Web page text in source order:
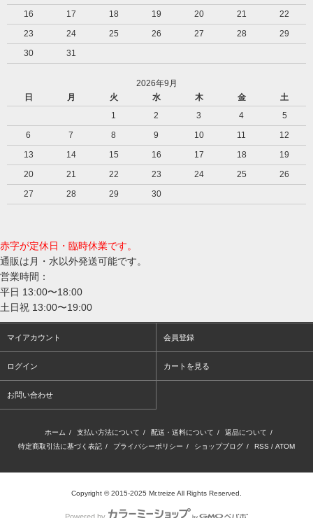
16
17 18 19 20 21
22
23
24 25 26 27 28
29
30
31
2026年9月
日
月 火 水 木 金
土
1
2 3 4
5
6
7 8 9 10 11
12
13
14 15 16 17 18
19
20
21 22 23 24 25
26
27
28 29 30
赤字が定休日・臨時休業です。
通販は月・水以外発送可能です。
営業時間：
平日 13:00〜18:00
土日祝 13:00〜19:00
マイアカウント 会員登録
ログイン カートを見る
お問い合わせ
ホーム / 支払い方法について / 配送・送料について / 返品について /
特定商取引法に基づく表記 / プライバシーポリシー / ショップブログ / RSS / ATOM
Copyright © 2015-2025 Mr.treize All Rights Reserved.